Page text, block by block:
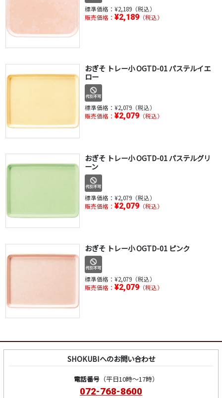
標準価格： ¥2,189（税込）
販売価格： ¥2,189（税込）
おぎそ トレー小 OGTD-01 パステルイエ
ロー
標準価格： ¥2,079（税込）
販売価格： ¥2,079（税込）
おぎそ トレー小 OGTD-01 パステルグリ
ーン
標準価格： ¥2,079（税込）
販売価格： ¥2,079（税込）
おぎそ トレー小 OGTD-01 ピンク
標準価格： ¥2,079（税込）
販売価格： ¥2,079（税込）
SHOKUBIへのお問い合わせ
電話番号（平日10時～17時）
072-768-8600